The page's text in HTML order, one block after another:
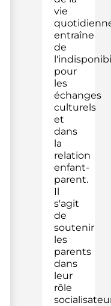
vie
entraîne
de
pour
les
échanges
culturels
et
dans
la
relation
enfant-
parent.
Il
s'agit
de
soutenir
les
parents
dans
leur
rôle